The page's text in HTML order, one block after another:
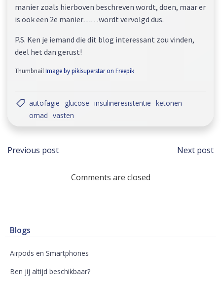
manier zoals hierboven beschreven wordt, doen, maar er
is ook een 2e manier……wordt vervolgd dus.
P.S. Ken je iemand die dit blog interessant zou vinden,
deel het dan gerust!
ThumbnailImage by pikisuperstar on Freepik
autofagie glucose insulineresistentie ketonen
omad vasten
Bericht
navigatie
Previous post Next post
Comments are closed
Blogs
Airpods en Smartphones
Ben jij altijd beschikbaar?